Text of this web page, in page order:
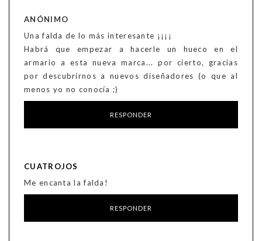
ANÓNIMO
Una falda de lo más interesante ¡¡¡¡
Habrá que empezar a hacerle un hueco en el
armario a esta nueva marca... por cierto, gracias
por descubrirnos a nuevos diseñadores (o que al
menos yo no conocía ;)
RESPONDER
CUATROJOS
Me encanta la falda!
RESPONDER